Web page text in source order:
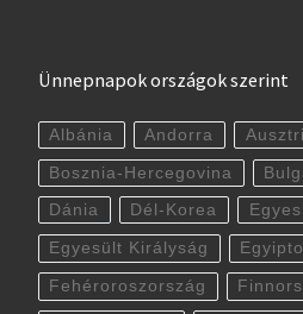
Ünnepnapok országok szerint
Albánia Andorra
Bosznia-Hercegovina
Dánia Dél-Korea
Egyesült Királyság
Fehéroroszország